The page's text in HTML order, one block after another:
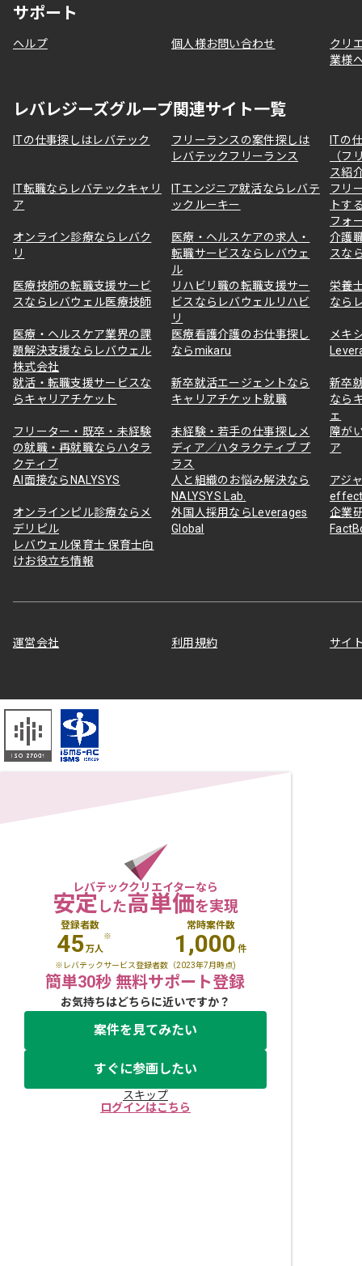
サポート
ヘルプ 個人様お問い合わせ
クリ
業様
レバレジーズグループ関連サイト一覧
ITの仕事探しはレバテック
フリーランスの案件探しは
レバテックフリーランス
ITの
（フ
ス紹
IT転職ならレバテックキャリ
ア
ITエンジニア就活ならレバテ
ックルーキー
フリ
トす
フォ
オンライン診療ならレバク
リ
医療・ヘルスケアの求人・
転職サービスならレバウェ
ル
介護
スな
医療技師の転職支援サービ
スならレバウェル医療技師
リハビリ職の転職支援サー
ビスならレバウェルリハビ
リ
栄養
なら
医療・ヘルスケア業界の課
題解決支援ならレバウェル
株式会社
医療看護介護のお仕事探し
ならmikaru
メキ
就活・転職支援サービスな
らキャリアチケット
新卒就活エージェントなら
キャリアチケット就職
新卒
なら
ェ
フリーター・既卒・未経験
の就職・再就職ならハタラ
クティブ
未経験・若手の仕事探しメ
ディア／ハタラクティブ プ
ラス
障が
ア
AI面接ならNALYSYS
人と組織のお悩み解決なら
NALYSYS Lab.
アジ
オンラインピル診療ならメ
デリピル
外国人採用ならLeverages
Global
企業
レバウェル保育士 保育士向
けお役立ち情報
運営会社 利用規約 サイ
レバテッククリエイターなら
安定した高単価を実現
登録者数
45万人
※
常時案件数
1,000 件
※レバテックサービス登録者数（2023年7月時点)
簡単30秒 無料サポート登録
お気持ちはどちらに近いですか？
案件を見てみたい
すぐに参画したい
スキップ
ログインはこちら